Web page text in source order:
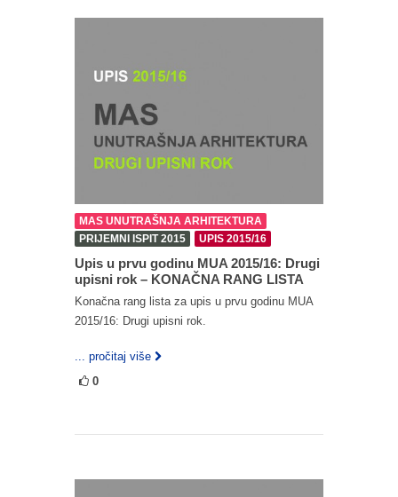
MAS UNUTRAŠNJA ARHITEKTURA
PRIJEMNI ISPIT 2015
UPIS 2015/16
Upis u prvu godinu MUA 2015/16: Drugi
upisni rok – KONAČNA RANG LISTA
Konačna rang lista za upis u prvu godinu MUA
2015/16: Drugi upisni rok.
... pročitaj više
0